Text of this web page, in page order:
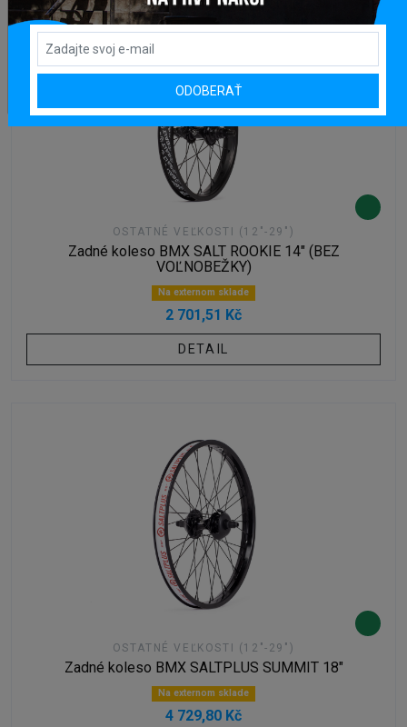
OSTATNÉ VEĽKOSTI (12"-29")
Zadné koleso BMX SALT ROOKIE 14" (BEZ
VOĽNOBEŽKY)
Na externom sklade
2 701,51 Kč
DETAIL
OSTATNÉ VEĽKOSTI (12"-29")
Zadné koleso BMX SALTPLUS SUMMIT 18"
Na externom sklade
4 729,80 Kč
ODOBERAŤ